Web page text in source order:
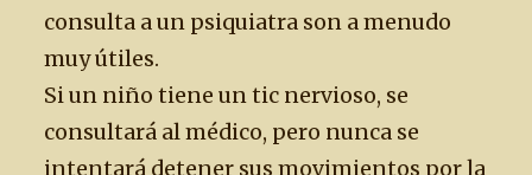
consulta a un psiquiatra son a menudo
muy útiles.
Si un niño tiene un tic nervioso, se
consultará al médico, pero nunca se
intentará detener sus movimientos por la